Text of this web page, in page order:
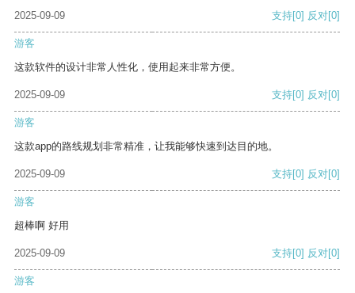
2025-09-09
支持[0] 反对[0]
游客
这款软件的设计非常人性化，使用起来非常方便。
2025-09-09 支持[0] 反对[0]
游客
这款app的路线规划非常精准，让我能够快速到达目的地。
2025-09-09 支持[0] 反对[0]
游客
超棒啊 好用
2025-09-09 支持[0] 反对[0]
游客